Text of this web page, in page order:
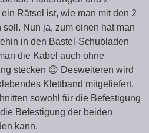
Rätsel ist, wie man mit den 2
Nun ja, zum einen hat man
in den Bastel-Schubladen
die Kabel auch ohne
stecken 😉 Desweiteren wird
Klettband mitgeliefert,
sowohl für die Befestigung
Befestigung der beiden
kann.